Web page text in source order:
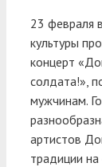
23 февраля
культуры
концерт
солдата!»,
мужчинам.
артистов
традиции